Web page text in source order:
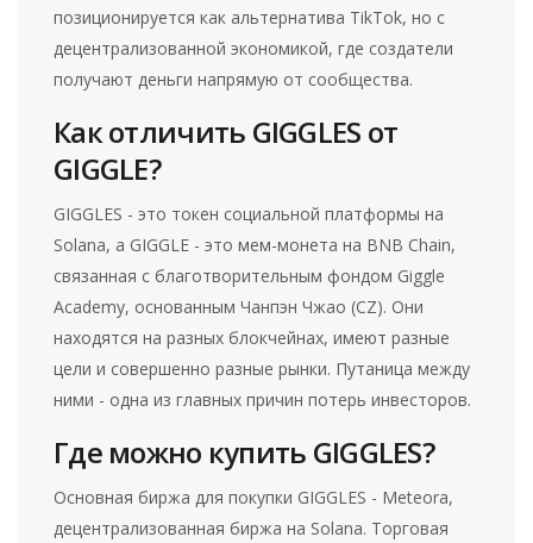
позиционируется как альтернатива TikTok, но с
децентрализованной экономикой, где создатели
получают деньги напрямую от сообщества.
Как отличить GIGGLES от
GIGGLE?
GIGGLES - это токен социальной платформы на
Solana, а GIGGLE - это мем-монета на BNB Chain,
связанная с благотворительным фондом Giggle
Academy, основанным Чанпэн Чжао (CZ). Они
находятся на разных блокчейнах, имеют разные
цели и совершенно разные рынки. Путаница между
ними - одна из главных причин потерь инвесторов.
Где можно купить GIGGLES?
Основная биржа для покупки GIGGLES - Meteora,
децентрализованная биржа на Solana. Торговая